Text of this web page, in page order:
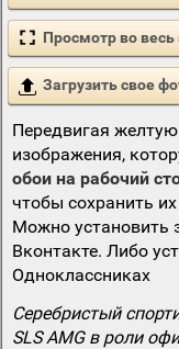
Просмотр во весь
Загрузить свое
Передвигая
изображения,
обои на рабочий
чтобы сохранить
Можно установить
Вконтакте. Либо
Одноклассниках
Серебристый
SLS AMG в роли